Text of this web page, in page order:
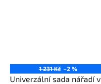
1 231 Kč –2 %
Univerzální sada nářadí v